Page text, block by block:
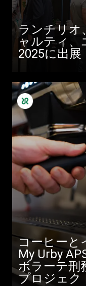
ランチリオ
ャルティ、
2025に出展
コーヒーと
My Urby
ボラーテ刑
プロジェク